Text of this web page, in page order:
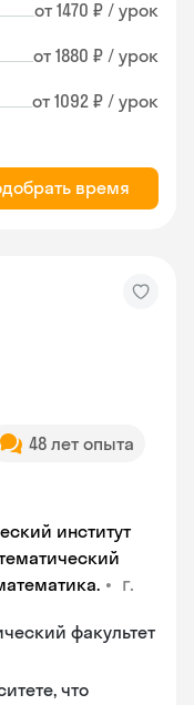
от 1470 ₽ / урок
от 1880 ₽ / урок
от 1092 ₽ / урок
время
48 лет опыта
институт
• г.
факультет
что